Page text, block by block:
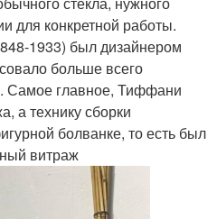
для конкретной работы.
1933) был дизайнером
больше всего
Самое главное, Тиффани
а технику сборки
болванке, то есть был
витраж